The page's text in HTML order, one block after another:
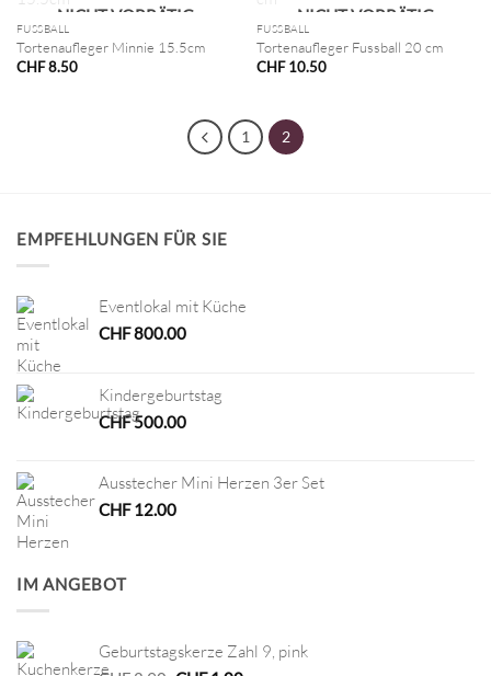
NICHT VORRÄTIG
FUSSBALL
Tortenaufleger Minnie 15.5cm
CHF8.50
NICHT VORRÄTIG
FUSSBALL
Tortenaufleger Fussball 20 cm
CHF10.50
1 2
EMPFEHLUNGEN FÜR SIE
Eventlokal mit Küche
CHF800.00
Kindergeburtstag
CHF500.00
Ausstecher Mini Herzen 3er Set
CHF12.00
IM ANGEBOT
Geburtstagskerze Zahl 9, pink